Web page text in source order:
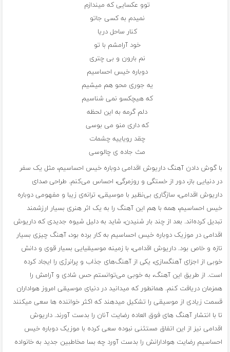
توو عکسایی که میندازم
نمیدم به کسی جاتو
کنار ساحل دریا
خود آرامشم با تو
نم بارون و بی چتری
دوباره خیس احساسیم
یه جوری محو هم میشیم
که هیچکسو نمی شناسیم
دلم گرمه به این لحظه
که داری منو می بوسی
چقد رویاییه چشمات
مث جاده ی چالوسی
با گوش دادن آهنگ داریوش اقدامی دوباره خیس احساسیم، مثل یک سفر
در دنیایی باز، دور از خستگی و روزمرگی، احساس می‌کنم. طراحی صدای
داریوش اقدامی، سازگاری بی‌نظیر با موسیقی، ترانه‌ی زیبا و مفهومی دوباره
خیس احساسیم، همه با هم این آهنگ را به یک اثر هنری بسیار ارزشمند
تبدیل کرده‌اند. بعد از چند بار شنیدن، شاید به دلیل شیوه جدیدی که داریوش
اقدامی در موزیک دوباره خیس احساسیم به کار برده بود، آهنگ چیزی بسیار
تازه و خاص بود. داریوش اقدامی، با زمینه موسیقیایی بسیار قوی و دانش
خوبی از اجزای آهنگسازی، یکی از آهنگ‌های جذاب و پرانرژی را ایجاد کرده
است. از طریق این آهنگ، به خوبی می‌توانستم حس شادی و آرامش را
همزمان دریافت کنم. همانطور که میدانید در دنیای موسیقی امروز هواداران
قسمت زیادی از موسیقی را تشکیل میدهند که اکثر خواننده‌ ها سعی میکنند
تا با انتشار آهنگ ‌های فوق العاده رضایت آنان را بدست آورند. داریوش
اقدامی نیز از این اتفاق مستثنی نبوده سعی کرده با موزیک دوباره خیس
احساسیم رضایت هوادارانش را بدست آورد چه بسا مخاطبین جدید به خانواده